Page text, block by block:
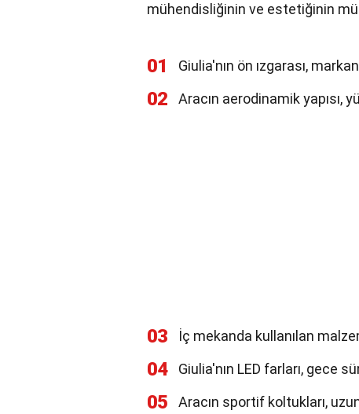
mühendisliğinin ve estetiğinin
01 Giulia'nın ön ızgarası,
02 Aracın aerodinamik yapısı,
03 İç mekanda kullanılan
04 Giulia'nın LED farları, gece
05 Aracın sportif koltukları,